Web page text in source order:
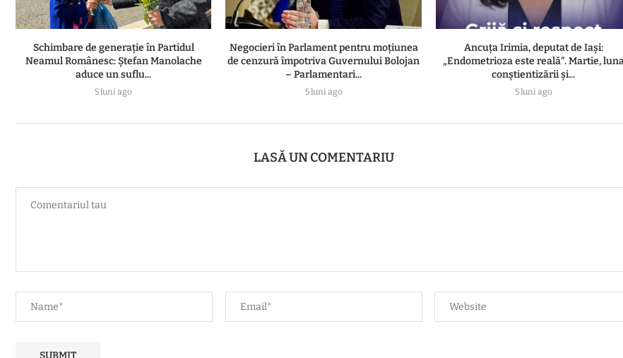
Schimbare de generație în Partidul
Neamul Românesc: Ștefan Manolache
aduce un suflu...
5 luni ago
Negocieri în Parlament pentru moțiunea
de cenzură împotriva Guvernului Bolojan
– Parlamentari...
5 luni ago
Ancuța Irimia, deputat de Iași:
„Endometrioza este reală”. Martie,
conștientizării și...
5 luni ago
LASĂ UN COMENTARIU